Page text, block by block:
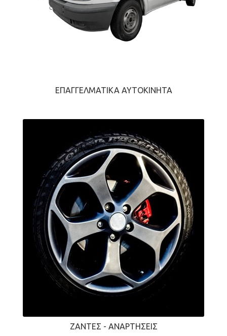
ΕΠΑΓΓΕΛΜΑΤΙΚΆ ΑΥΤΟΚΊΝΗΤΑ
ΖΆΝΤΕΣ - ΑΝΑΡΤΉΣΕΙΣ